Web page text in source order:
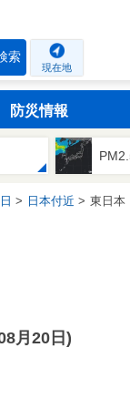
索
現在地
防災情報
日本付近 東日本
月20日)